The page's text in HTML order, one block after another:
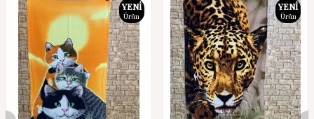
YENI
Ürün
YENI
Ürün